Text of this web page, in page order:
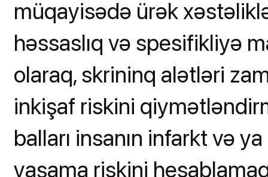
müqayisədə ürək
həssaslıq və spesifikliyə
olaraq, skrininq alətləri
inkişaf riskini
balları insanın infarkt və
yaşama riskini